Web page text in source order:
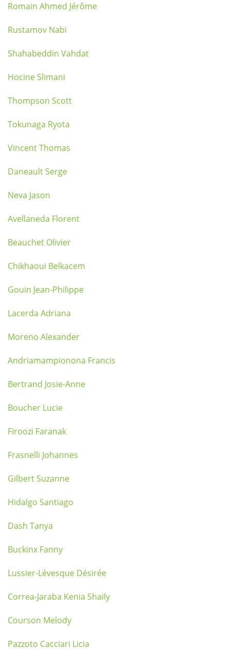
Romain Ahmed Jérôme
Rustamov Nabi
Shahabeddin Vahdat
Hocine Slimani
Thompson Scott
Tokunaga Ryota
Vincent Thomas
Daneault Serge
Neva Jason
Avellaneda Florent
Beauchet Olivier
Chikhaoui Belkacem
Gouin Jean-Philippe
Lacerda Adriana
Moreno Alexander
Andriamampionona Francis
Bertrand Josie-Anne
Boucher Lucie
Firoozi Faranak
Frasnelli Johannes
Gilbert Suzanne
Hidalgo Santiago
Dash Tanya
Buckinx Fanny
Lussier-Lévesque Désirée
Correa-Jaraba Kenia Shaily
Courson Melody
Pazzoto Cacciari Licia